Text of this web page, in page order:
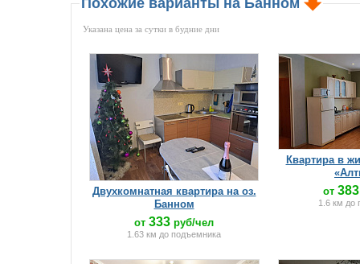
Похожие варианты на Банном
Указана цена за сутки в будние дни
Двухкомнатная квартира на оз.
Банном
от 333 руб/чел
1.63 км до подъемника
Квартира в
от 383
1.6 км до